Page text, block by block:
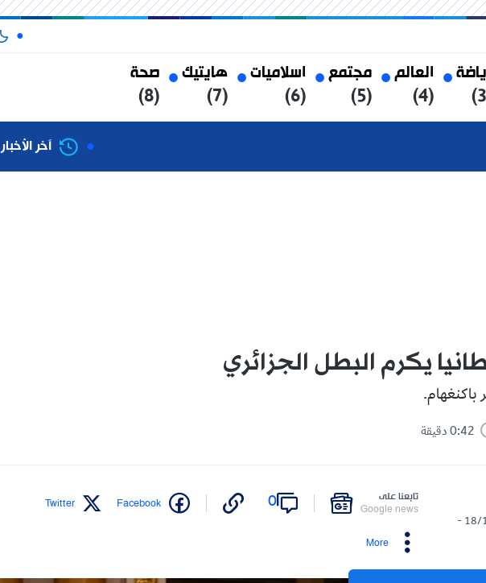
العالم
(4)
مجتمع
(5)
اسلاميات
(6)
هايتيك
(7)
صحة
(8)
آخر الأخبار
يكرم البطل الجزائري
باكنغهام.
18/12/2025 -
تابعنا على
Google news
0
Facebook
Twitter
More